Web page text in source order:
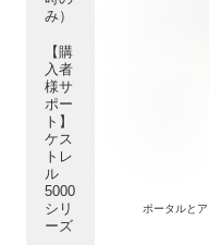
み）
【購
入者
様サ
ポー
ト】
ケス
トレ
ル
5000
シリ
ーズ
AWN
ポータルとア